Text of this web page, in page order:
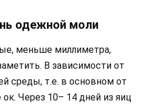
одежной моли
меньше миллиметра,
В зависимости от
среды, т.е. в основном от
Через 10– 14 дней из яиц